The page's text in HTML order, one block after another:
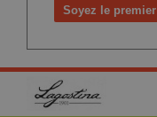
Soyez le